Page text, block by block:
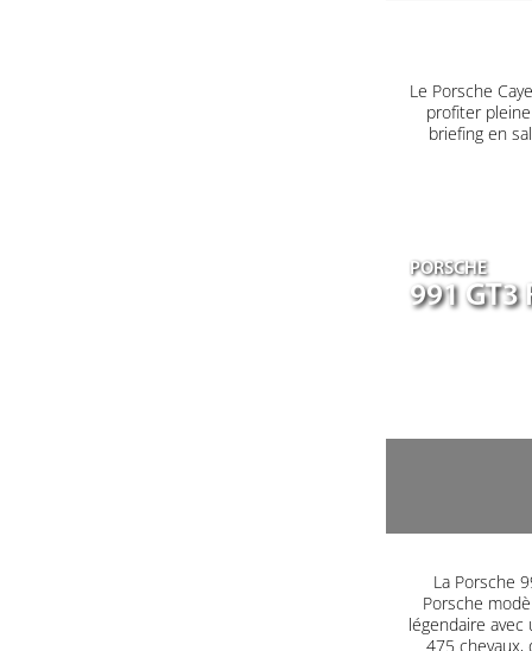
Le Porsche
profiter
briefing en
PORSCHE
991 GT3
La Porsche
Porsche
légendaire
475